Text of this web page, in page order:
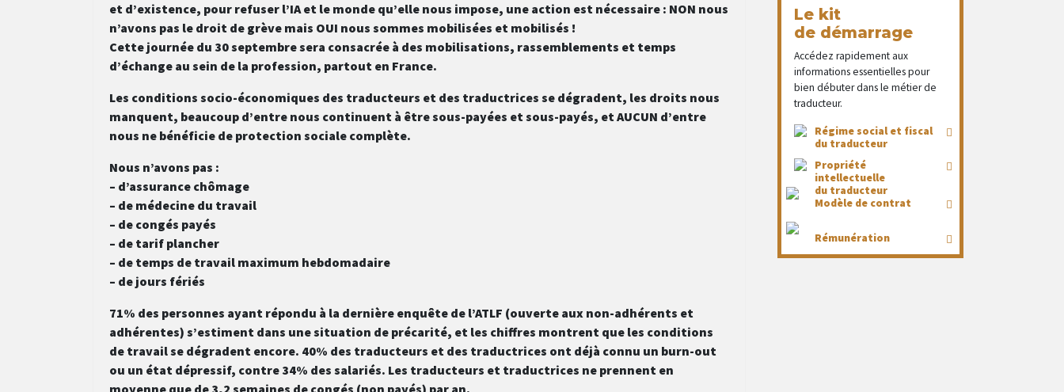
et d’existence, pour refuser l’IA et le monde qu’elle nous impose, une action est nécessaire : NON nous
n’avons pas le droit de grève mais OUI nous sommes mobilisées et mobilisés !
Cette journée du 30 septembre sera consacrée à des mobilisations, rassemblements et temps
d’échange au sein de la profession, partout en France.
Les conditions socio-économiques des traducteurs et des traductrices se dégradent, les droits nous
manquent, beaucoup d’entre nous continuent à être sous-payées et sous-payés, et AUCUN d’entre
nous ne bénéficie de protection sociale complète.
Nous n’avons pas :
– d’assurance chômage
– de médecine du travail
– de congés payés
– de tarif plancher
– de temps de travail maximum hebdomadaire
– de jours fériés
71% des personnes ayant répondu à la dernière enquête de l’ATLF (ouverte aux non-adhérents et
adhérentes) s’estiment dans une situation de précarité, et les chiffres montrent que les conditions
de travail se dégradent encore. 40% des traducteurs et des traductrices ont déjà connu un burn-out
ou un état dépressif, contre 34% des salariés. Les traducteurs et traductrices ne prennent en
moyenne que de 3,2 semaines de congés (non payés) par an.
Le kit
de démarrage
Accédez rapidement aux
informations essentielles pour
bien débuter dans le métier de
traducteur.
Régime social et fiscal
du traducteur
Propriété
intellectuelle
du traducteur
Modèle de contrat
Rémunération